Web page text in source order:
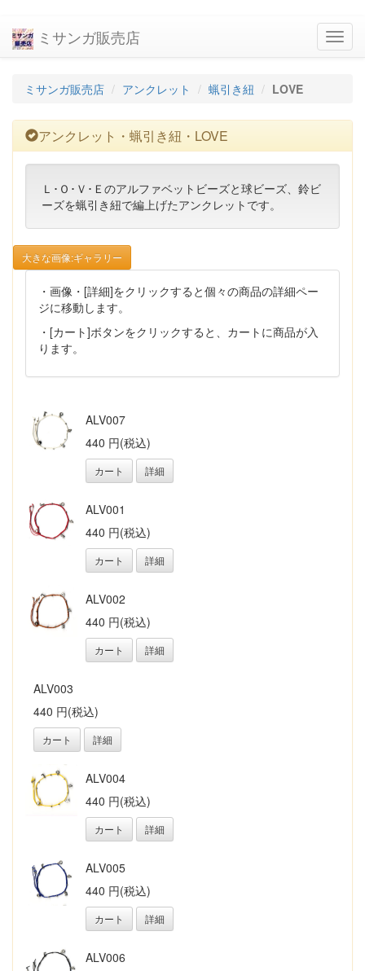
ミサンガ販売店
ミサンガ販売店 アンクレット 蝋引き紐 LOVE
アンクレット・蝋引き紐・LOVE
Ｌ･Ｏ･Ｖ･Ｅのアルファベットビーズと球ビーズ、鈴ビ
ーズを蝋引き紐で編上げたアンクレットです。
大きな画像:ギャラリー
・画像・[詳細]をクリックすると個々の商品の詳細ペー
ジに移動します。
・[カート]ボタンをクリックすると、カートに商品が入
ります。
ALV007
440 円(税込)
カート 詳細
ALV001
440 円(税込)
カート 詳細
ALV002
440 円(税込)
カート 詳細
ALV003
440 円(税込)
カート 詳細
ALV004
440 円(税込)
カート 詳細
ALV005
440 円(税込)
カート 詳細
ALV006